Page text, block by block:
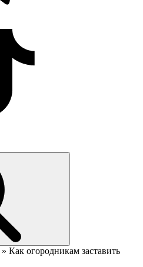
» Как огородникам заставить